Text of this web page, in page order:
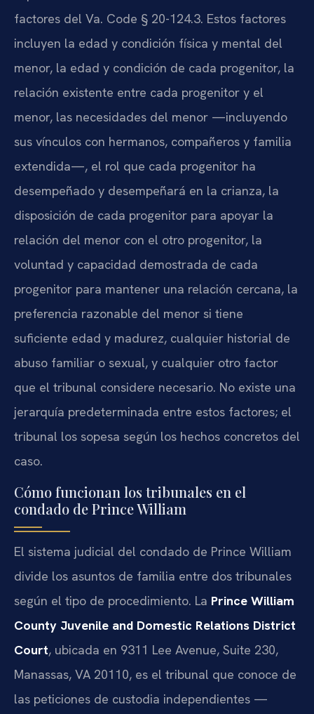
factores del Va. Code § 20-124.3. Estos factores
incluyen la edad y condición física y mental del
menor, la edad y condición de cada progenitor, la
relación existente entre cada progenitor y el
menor, las necesidades del menor —incluyendo
sus vínculos con hermanos, compañeros y familia
extendida—, el rol que cada progenitor ha
desempeñado y desempeñará en la crianza, la
disposición de cada progenitor para apoyar la
relación del menor con el otro progenitor, la
voluntad y capacidad demostrada de cada
progenitor para mantener una relación cercana, la
preferencia razonable del menor si tiene
suficiente edad y madurez, cualquier historial de
abuso familiar o sexual, y cualquier otro factor
que el tribunal considere necesario. No existe una
jerarquía predeterminada entre estos factores; el
tribunal los sopesa según los hechos concretos del
caso.
Cómo funcionan los tribunales en el
condado de Prince William
El sistema judicial del condado de Prince William
divide los asuntos de familia entre dos tribunales
según el tipo de procedimiento. La Prince William
County Juvenile and Domestic Relations District
Court, ubicada en 9311 Lee Avenue, Suite 230,
Manassas, VA 20110, es el tribunal que conoce de
las peticiones de custodia independientes —